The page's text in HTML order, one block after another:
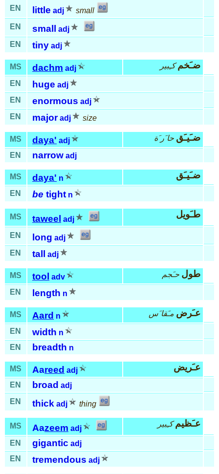
EN little adj
small
EN
small
adj
EN
tiny adj
MS dachm adj ضـَخم كـِبير
EN huge adj
EN
enormous adj
EN
major adj size
MS daya' adj ضـَيـَق حا َر َة
EN narrow adj
MS daya' n ضـَيـَق
EN be tight n
MS taweel adj طـَويل
EN long adj
EN
tall adj
MS tool adv طول حـَجم
EN length n
MS Aard n عـَرض مـَقا َس
EN width n
EN
breadth n
MS Aareed adj عـَريض
EN broad adj
EN
thick adj thing
MS Aazeem adj عـَظيم كـِبير
EN gigantic adj
EN
tremendous adj